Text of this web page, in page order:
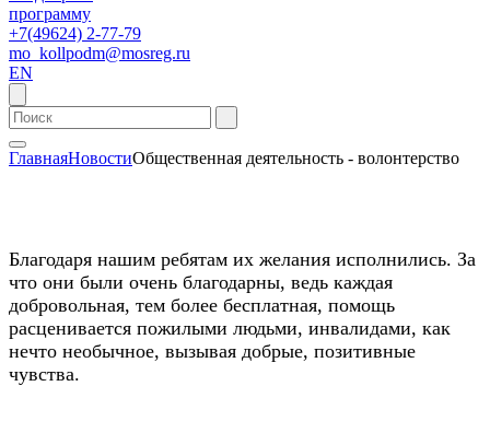
программу
+7(49624) 2-77-79
mo_kollpodm@mosreg.ru
EN
ГлавнаяНовостиОбщественная деятельность - волонтерство
Благодаря нашим ребятам их желания исполнились. За
что они были очень благодарны, ведь каждая
добровольная, тем более бесплатная, помощь
расценивается пожилыми людьми, инвалидами, как
нечто необычное, вызывая добрые, позитивные
чувства.